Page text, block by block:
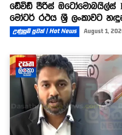
ඩේවිඩ් පීරිස් ඔටෝමොබයිල්ස්
මෝටර් රථය ශ්‍රී ලංකාවට
උණුසුම් පුවත් | Hot News August 1,